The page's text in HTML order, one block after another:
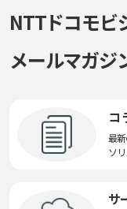
NTTドコモビ
メールマガジ
コ
最
ソ
サ